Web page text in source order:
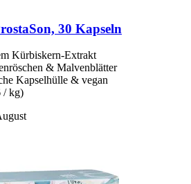
30 Kapseln
Kürbiskern-Extrakt
& Malvenblätter
Kapselhülle & vegan
/ kg)